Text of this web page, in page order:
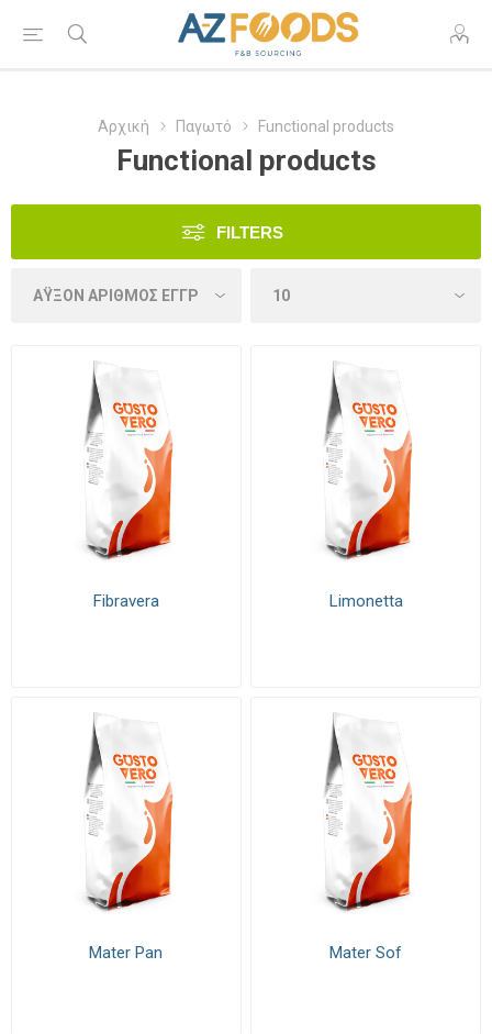
Αρχική Παγωτό Functional products
Functional products
FILTERS
Fibravera Limonetta
Mater Pan Mater Sof